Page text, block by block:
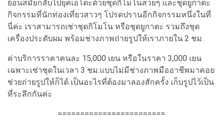
ย้อนสมัยกลับไปยุคเอโดะด้วยชุดกิโมโนสวยๆ และชุดยูกาตะ
กิจกรรมที่นักท่องเที่ยวสาวๆ โปรดปรานอีกกิจกรรมหนึ่งในที่
นี่ค่ะ เราสามารถเช่าชุดกิโมโน หรือชุดยูกาตะ รวมถึงชุด
เครื่องประดับผม พร้อมช่างภาพถ่ายรูปให้เราภายใน 2 ชม.
ค่าบริการราคาคนละ 15,000 เยน หรือในราคา 3,000 เยน
เฉพาะเช่าชุดในเวลา 3 ชม.แบบไม่มีช่างภาพมืออาชีพมาคอย
ช่วยถ่ายรูปให้ก็ได้ เป็นอะไรที่ต้องมาลองสักครั้ง เก็บรูปไว้เป็น
ที่ระลึกกันค่ะ
========================